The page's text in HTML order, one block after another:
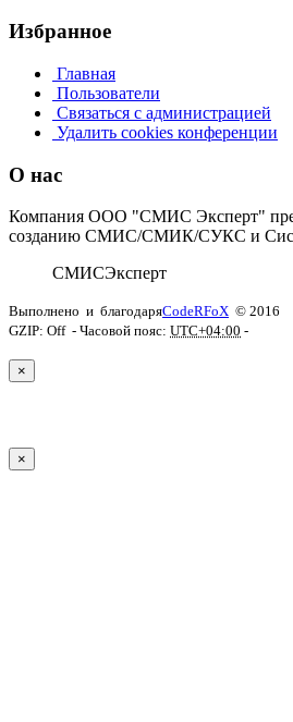
Избранное
Главная
Пользователи
Связаться с администрацией
Удалить cookies конференции
О нас
Компания ООО "СМИС Эксперт"
созданию СМИС/СМИК/СУКС и
СМИСЭксперт
Выполнено и благодаряCodeRFoX © 2016
GZIP: Off - Часовой пояс: UTC+04:00 -
×
×